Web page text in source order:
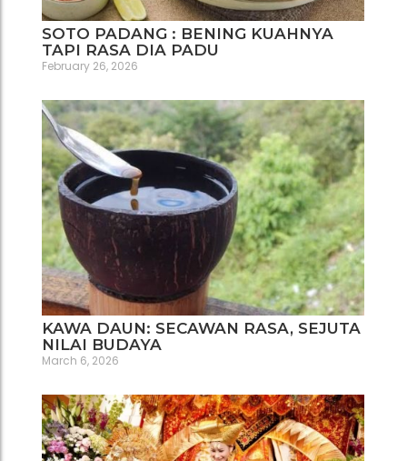
SOTO PADANG : BENING KUAHNYA
TAPI RASA DIA PADU
February 26, 2026
KAWA DAUN: SECAWAN RASA, SEJUTA
NILAI BUDAYA
March 6, 2026